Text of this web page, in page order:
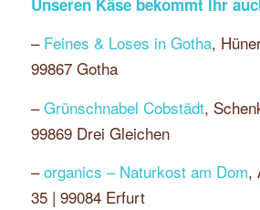
– Feines & Loses in Gotha,
99867 Gotha
–Grünschnabel Cobstädt,
99869 Drei Gleichen
–organics – Naturkost am Dom,
35 | 99084 Erfurt